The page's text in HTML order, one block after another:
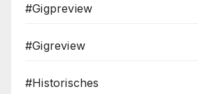
#Gigpreview
#Gigreview
#Historisches